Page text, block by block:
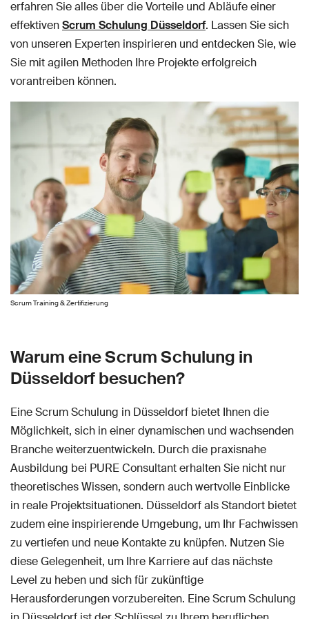
erfahren Sie alles über die Vorteile und Abläufe einer
effektivenScrum Schulung Düsseldorf. Lassen Sie sich
von unseren Experten inspirieren und entdecken Sie, wie
Sie mit agilen Methoden Ihre Projekte erfolgreich
vorantreiben können.
Scrum Training & Zertifizierung
Warum eine Scrum Schulung in
Düsseldorf besuchen?
Eine Scrum Schulung in Düsseldorf bietet Ihnen die
Möglichkeit, sich in einer dynamischen und wachsenden
Branche weiterzuentwickeln. Durch die praxisnahe
Ausbildung bei PURE Consultant erhalten Sie nicht nur
theoretisches Wissen, sondern auch wertvolle Einblicke
in reale Projektsituationen. Düsseldorf als Standort bietet
zudem eine inspirierende Umgebung, um Ihr Fachwissen
zu vertiefen und neue Kontakte zu knüpfen. Nutzen Sie
diese Gelegenheit, um Ihre Karriere auf das nächste
Level zu heben und sich für zukünftige
Herausforderungen vorzubereiten. Eine Scrum Schulung